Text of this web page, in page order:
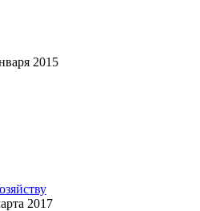
2015
2017